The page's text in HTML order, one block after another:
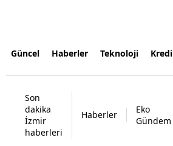
Güncel Haberler Teknoloji Kredi
Son
dakika
İzmir
haberleri
Haberler
Eko
Gündem